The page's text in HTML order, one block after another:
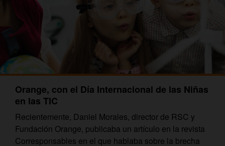
Orange, con el Día Internacional de las Niñas
en las TIC
Recientemente, Daniel Morales, director de RSC y
Fundación Orange, publicaba un artículo en la revista
Corresponsables en el que hablaba sobre la brecha